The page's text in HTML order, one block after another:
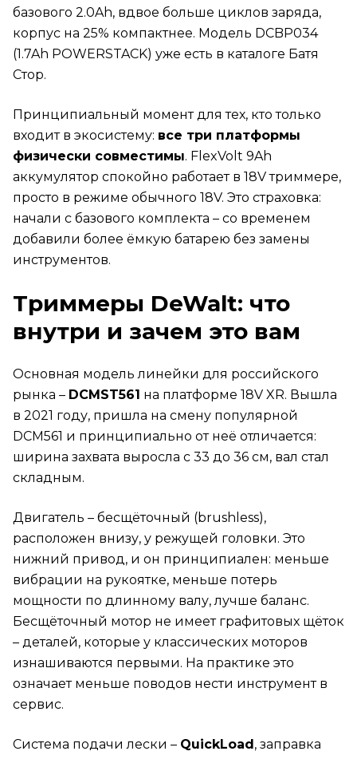
базового 2.0Ah, вдвое больше циклов заряда,
корпус на 25% компактнее. Модель DCBP034
(1.7Ah POWERSTACK) уже есть в каталоге Батя
Стор.
Принципиальный момент для тех, кто только
входит в экосистему: все три платформы
физически совместимы. FlexVolt 9Ah
аккумулятор спокойно работает в 18V триммере,
просто в режиме обычного 18V. Это страховка:
начали с базового комплекта – со временем
добавили более ёмкую батарею без замены
инструментов.
Триммеры DeWalt: что
внутри и зачем это вам
Основная модель линейки для российского
рынка – DCMST561 на платформе 18V XR. Вышла
в 2021 году, пришла на смену популярной
DCM561 и принципиально от неё отличается:
ширина захвата выросла с 33 до 36 см, вал стал
складным.
Двигатель – бесщёточный (brushless),
расположен внизу, у режущей головки. Это
нижний привод, и он принципиален: меньше
вибрации на рукоятке, меньше потерь
мощности по длинному валу, лучше баланс.
Бесщёточный мотор не имеет графитовых щёток
– деталей, которые у классических моторов
изнашиваются первыми. На практике это
означает меньше поводов нести инструмент в
сервис.
Система подачи лески – QuickLoad, заправка